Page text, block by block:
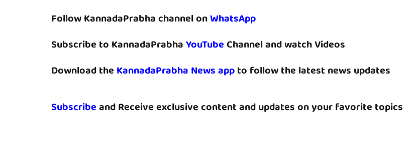
Follow KannadaPrabha channel onWhatsApp
Subscribe to KannadaPrabhaYouTubeChannel and watch Videos
Download the KannadaPrabha News appto follow the latest news updates
Subscribeand Receive exclusive content and updates on your favorite topics